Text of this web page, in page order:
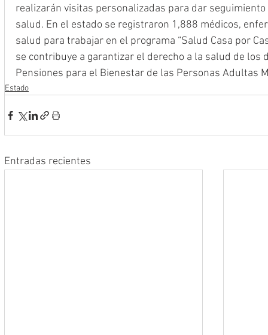
realizarán visitas personalizadas para dar
salud. En el estado se registraron 1,888 médicos,
salud para trabajar en el programa “Salud Casa por
se contribuye a garantizar el derecho a la salud de los
Pensiones para el Bienestar de las Personas Adultas
Estado
Entradas recientes